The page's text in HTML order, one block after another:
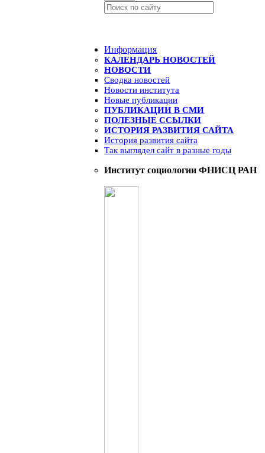
Информация
КАЛЕНДАРЬ НОВОСТЕЙ
НОВОСТИ
Сводка новостей
Новости института
Новые публикации
ПУБЛИКАЦИИ В СМИ
ПОЛЕЗНЫЕ ССЫЛКИ
ИСТОРИЯ РАЗВИТИЯ САЙТА
История развития сайта
Так выглядел сайт в разные годы
Институт социологии ФНИСЦ РАН